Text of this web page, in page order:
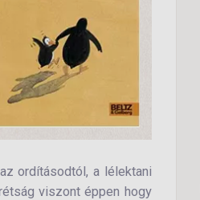
ordításodtól, a lélektani
viszont éppen hogy